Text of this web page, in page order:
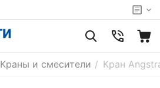
Краны и смесители / Кран